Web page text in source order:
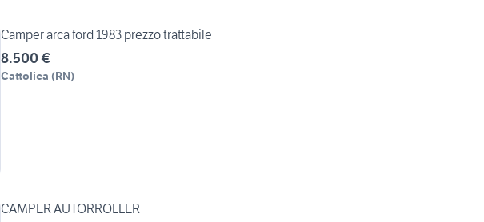
Camper arca ford 1983 prezzo trattabile
8.500 €
Cattolica (RN)
CAMPER AUTORROLLER